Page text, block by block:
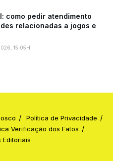
como pedir atendimento
relacionadas a jogos e
15:05H
Política de Privacidade
Verificação dos Fatos
Editoriais